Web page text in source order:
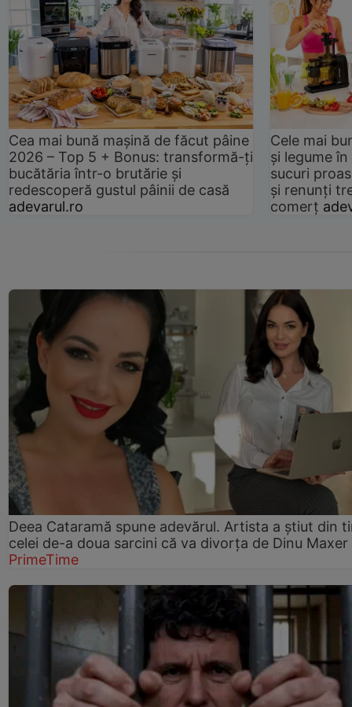
Cea mai bună mașină de făcut pâine
2026 – Top 5 + Bonus: transformă-ți
bucătăria într-o brutărie și
redescoperă gustul pâinii de casă
adevarul.ro
Cele mai
și legume
sucuri
și renunți
comerț
Deea Cataramă spune adevărul. Artista a știut din
celei de-a doua sarcini că va divorța de Dinu Maxer
PrimeTime